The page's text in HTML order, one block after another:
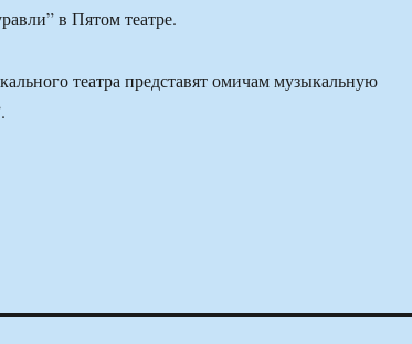
в Пятом театре.
театра представят омичам музыкальную